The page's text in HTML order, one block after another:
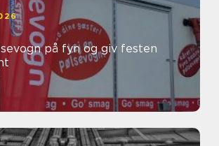
på fyn og giv festen